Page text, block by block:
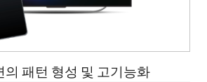
의 패턴 형성 및 고기능화